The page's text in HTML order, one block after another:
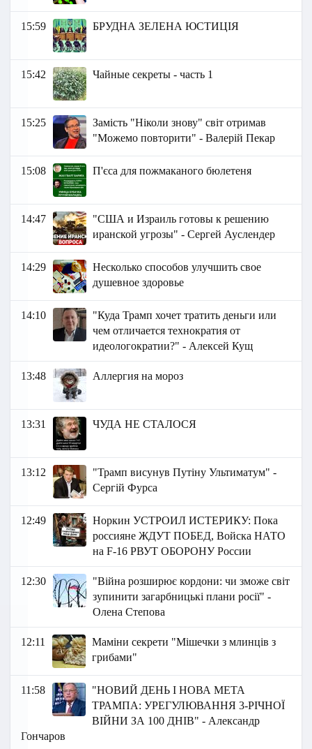
15:59 БРУДНА ЗЕЛЕНА ЮСТИЦІЯ
15:42 Чайные секреты - часть 1
15:25
Замість "Ніколи знову" світ отримав
"Можемо повторити" - Валерій Пекар
15:08 П'єса для пожмаканого бюлетеня
14:47
"США и Израиль готовы к решению
иранской угрозы" - Сергей Ауслендер
14:29
Несколько способов улучшить свое
душевное здоровье
14:10
"Куда Трамп хочет тратить деньги или
чем отличается технократия от
идеологократии?" - Алексей Кущ
13:48 Аллергия на мороз
13:31 ЧУДА НЕ СТАЛОСЯ
13:12
"Трамп висунув Путіну Ультиматум" -
Сергій Фурса
12:49
Норкин УСТРОИЛ ИСТЕРИКУ: Пока
россияне ЖДУТ ПОБЕД, Войска НАТО
на F-16 РВУТ ОБОРОНУ России
12:30
"Війна розширює кордони: чи зможе світ
зупинити загарбницькі плани росії" -
Олена Степова
12:11
Маміни секрети "Мішечки з млинців з
грибами"
11:58
"НОВИЙ ДЕНЬ І НОВА МЕТА
ТРАМПА: УРЕГУЛЮВАННЯ 3-РІЧНОЇ
ВІЙНИ ЗА 100 ДНІВ" - Александр
Гончаров